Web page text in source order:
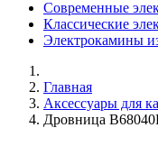
Современные
Классические
Электрокамины
Главная
Аксессуары для
Дровница